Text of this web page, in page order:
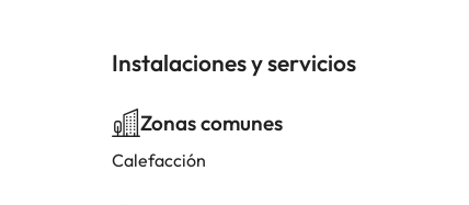
Instalaciones y servicios
Zonas comunes
Calefacción